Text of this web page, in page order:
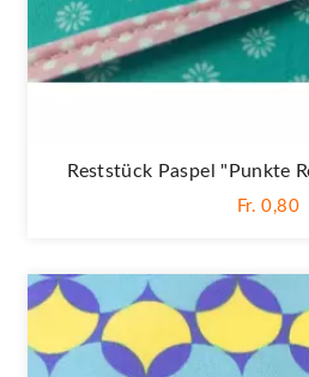
Reststück Paspel "Punkte
Fr. 0,80